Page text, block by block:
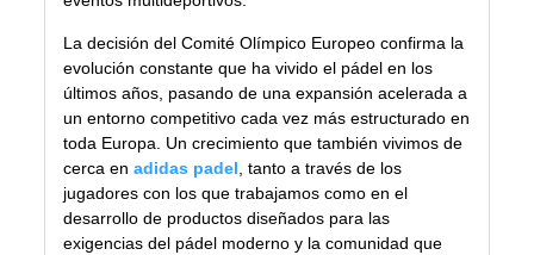
La decisión del Comité Olímpico Europeo confirma la
evolución constante que ha vivido el pádel en los
últimos años, pasando de una expansión acelerada a
un entorno competitivo cada vez más estructurado en
toda Europa. Un crecimiento que también vivimos de
cerca enadidas padel, tanto a través de los
jugadores con los que trabajamos como en el
desarrollo de productos diseñados para las
exigencias del pádel moderno y la comunidad que